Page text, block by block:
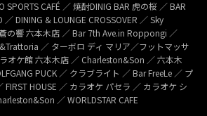
SPORTS CAFÉ ／ 焼酎DINIG BAR 虎の桜 ／ BAR
／ DINING & LOUNGE CROSSOVER ／ Sky
の響 六本木店 ／ Bar 7th Ave.in Roppongi ／
／ ターボロ ディ マリア／フットマッサ
オケ館 六本木店 ／ Charleston&Son ／ 六本木
PUCK ／ クラブライト ／ Bar FreeLe ／ プ
FIRST HOUSE ／ カラオケ パセラ ／ カラオケ シ
／ WORLDSTAR CAFE